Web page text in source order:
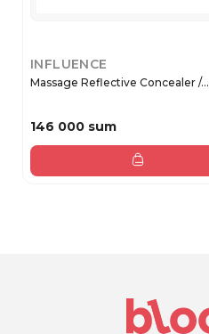
INFLUENCE
Massage Reflective Concealer /...
146 000 sum